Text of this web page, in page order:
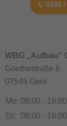
0365 /
WBG „Aufbau“
Goethestraße 6
07545 Gera
Mo: 08:00 -
Di:
08:00 -